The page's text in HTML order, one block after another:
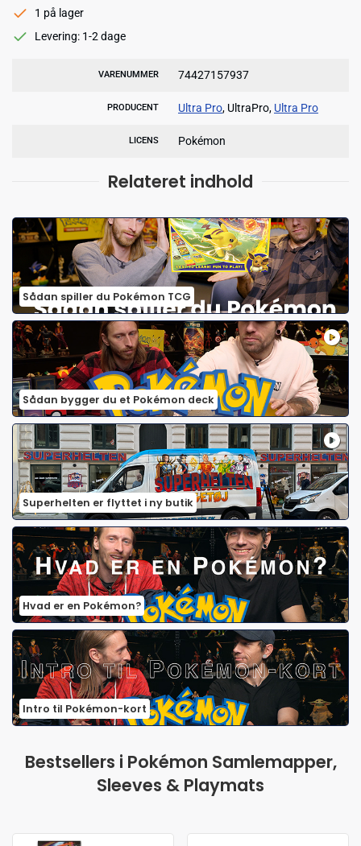
1 på lager
Levering: 1-2 dage
VARENUMMER 74427157937
PRODUCENT Ultra Pro, UltraPro, Ultra Pro
LICENS Pokémon
Relateret indhold
Sådan spiller du Pokémon TCG
Sådan bygger du et Pokémon deck
Superhelten er flyttet i ny butik
Hvad er en Pokémon?
Intro til Pokémon-kort
Bestsellers i Pokémon Samlemapper,
Sleeves & Playmats